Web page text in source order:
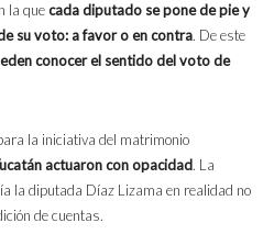
la quecada diputado se pone de pie y
su voto: a favor o en contra. De este
conocer el sentido del voto de
la iniciativa del matrimonio
actuaron con opacidad. La
la diputada Díaz Lizama en realidad no
de cuentas.